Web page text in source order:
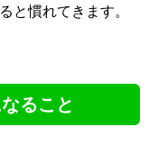
と慣れてきます。
ること